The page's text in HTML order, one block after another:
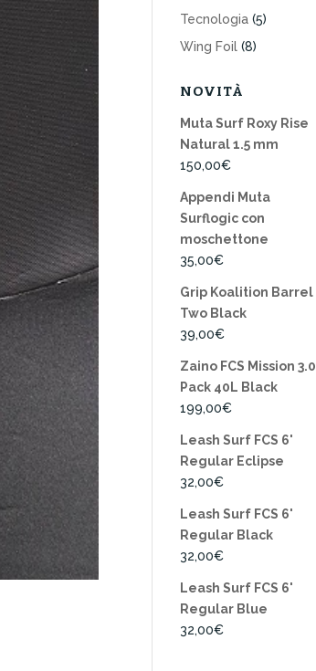
Tecnologia (5)
Wing Foil (8)
NOVITÀ
Muta Surf Roxy Rise
Natural 1.5 mm
150,00€
Appendi Muta
Surflogic con
moschettone
35,00€
Grip Koalition Barrel
Two Black
39,00€
Zaino FCS Mission 3.0
Pack 40L Black
199,00€
Leash Surf FCS 6'
Regular Eclipse
32,00€
Leash Surf FCS 6'
Regular Black
32,00€
Leash Surf FCS 6'
Regular Blue
32,00€